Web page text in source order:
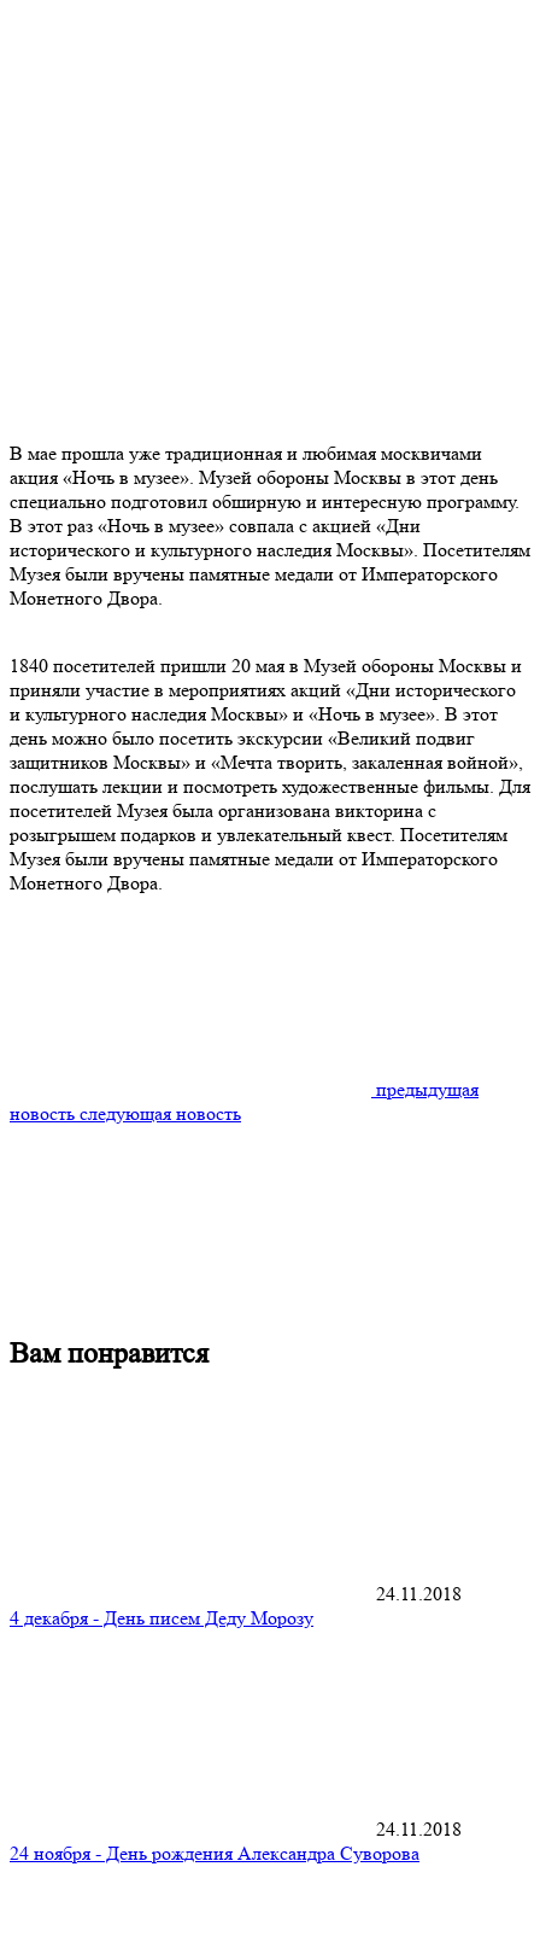
В мае прошла уже традиционная и любимая москвичами
акция «Ночь в музее». Музей обороны Москвы в этот день
специально подготовил обширную и интересную программу.
В этот раз «Ночь в музее» совпала с акцией «Дни
исторического и культурного наследия Москвы». Посетителям
Музея были вручены памятные медали от Императорского
Монетного Двора.
1840 посетителей пришли 20 мая в Музей обороны Москвы и
приняли участие в мероприятиях акций «Дни исторического
и культурного наследия Москвы» и «Ночь в музее». В этот
день можно было посетить экскурсии «Великий подвиг
защитников Москвы» и «Мечта творить, закаленная войной»,
послушать лекции и посмотреть художественные фильмы. Для
посетителей Музея была организована викторина с
розыгрышем подарков и увлекательный квест. Посетителям
Музея были вручены памятные медали от Императорского
Монетного Двора.
предыдущая
новость следующая новость
Вампонравится
24.11.2018
4 декабря - День писем Деду Морозу
24.11.2018
24 ноября - День рождения Александра Суворова